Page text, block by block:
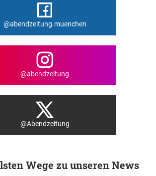
@abendzeitung.muenchen
@abendzeitung
@Abendzeitung
Wege zu unseren News